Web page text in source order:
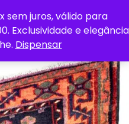
sem juros, válido para
Exclusividade e elegância
Dispensar
0